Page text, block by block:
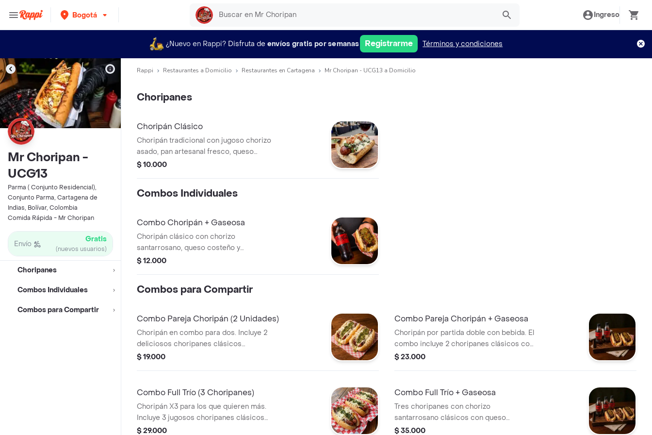
Bogotá Ingreso
¿Nuevo en Rappi? Disfruta de envíos gratis por semanas Registrarme Términos y condiciones
Mr Choripan -
UCG13
Parma ( Conjunto Residencial),
Conjunto Parma, Cartagena de
Indias, Bolívar, Colombia
Comida Rápida - Mr Choripan
Envío Gratis
(nuevos usuarios)
Choripanes
Combos Individuales
Combos para Compartir
Rappi Restaurantes a Domicilio Restaurantes en Cartagena Mr Choripan - UCG13 a Domicilio
Choripanes
Choripán Clásico
Choripán tradicional con jugoso chorizo
asado, pan artesanal fresco, queso
costeño, chimichurri y salsas de la casa.
$ 10.000
Combos Individuales
Combo Choripán + Gaseosa
Choripán clásico con chorizo
santarrosano, queso costeño y
chimichurri, acompañado de 1 gaseosa
$ 12.000
Combos para Compartir
Combo Pareja Choripán (2 Unidades)
Choripán en combo para dos. Incluye 2
deliciosos choripanes clásicos
preparados con pan artesanal, chorizo
$ 19.000
Combo Pareja Choripán + Gaseosa
Choripán por partida doble con bebida. El
combo incluye 2 choripanes clásicos con
chorizo santarrosano y 2 gaseosas Coca-
$ 23.000
Combo Full Trío (3 Choripanes)
Choripán X3 para los que quieren más.
Incluye 3 jugosos choripanes clásicos
con queso costeño, salsas de la casa y
$ 29.000
Combo Full Trío + Gaseosa
Tres choripanes con chorizo
santarrosano clásicos con queso
costeño y chimichurri, acompañados de 3
$ 35.000